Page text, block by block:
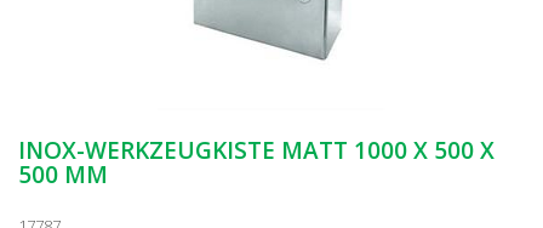
INOX-WERKZEUGKISTE MATT 1000 X 500 X
500 MM